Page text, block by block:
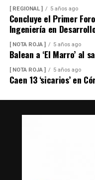
[ REGIONAL ] 5 años ago
Concluye el Primer
Ingeniería en
[ NOTA ROJA ] 5 años ago
Balean a ‘El Marro’ al
[ NOTA ROJA ] 5 años ago
Caen 13 ‘sicarios’ en